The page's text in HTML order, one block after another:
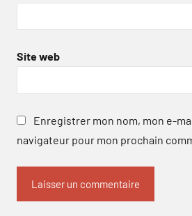
Site web
Enregistrer mon nom, mon e-
navigateur pour mon prochain